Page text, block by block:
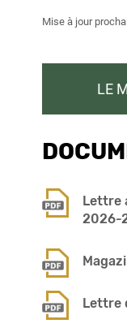
Mise à jour
LE
Lettre
2026-
Lettre